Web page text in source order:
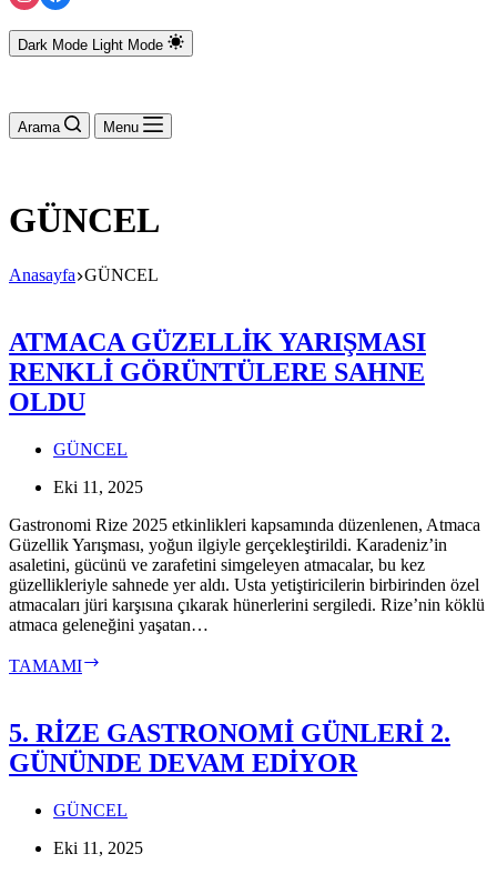
Dark Mode Light Mode
Arama Menu
GÜNCEL
Anasayfa GÜNCEL
ATMACA GÜZELLİK YARIŞMASI
RENKLİ GÖRÜNTÜLERE SAHNE
OLDU
GÜNCEL
Eki 11, 2025
Gastronomi Rize 2025 etkinlikleri kapsamında düzenlenen, Atmaca
Güzellik Yarışması, yoğun ilgiyle gerçekleştirildi. Karadeniz’in
asaletini, gücünü ve zarafetini simgeleyen atmacalar, bu kez
güzellikleriyle sahnede yer aldı. Usta yetiştiricilerin birbirinden özel
atmacaları jüri karşısına çıkarak hünerlerini sergiledi. Rize’nin köklü
atmaca geleneğini yaşatan…
TAMAMI
RENKLİ
GÖRÜNTÜLERE
SAHNE
OLDU
5. RİZE GASTRONOMİ GÜNLERİ 2.
GÜNÜNDE DEVAM EDİYOR
GÜNCEL
Eki 11, 2025